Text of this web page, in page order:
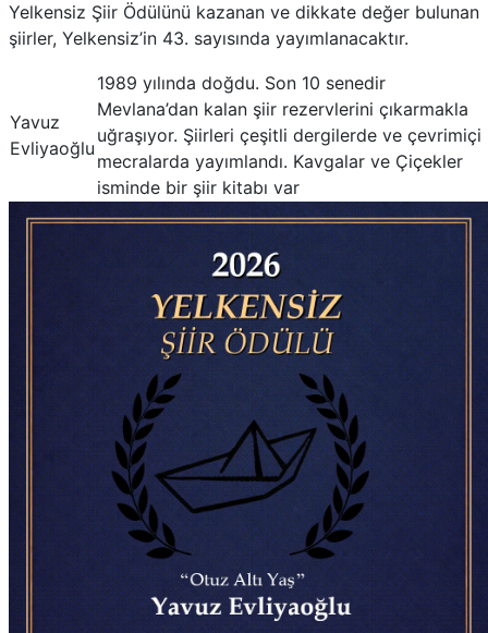
Yelkensiz Şiir Ödülünü kazanan ve dikkate değer bulunan
şiirler, Yelkensiz’in 43. sayısında yayımlanacaktır.
Yavuz
Evliyaoğlu
1989 yılında doğdu. Son 10 senedir
Mevlana’dan kalan şiir rezervlerini çıkarmakla
uğraşıyor. Şiirleri çeşitli dergilerde ve çevrimiçi
mecralarda yayımlandı. Kavgalar ve Çiçekler
isminde bir şiir kitabı var